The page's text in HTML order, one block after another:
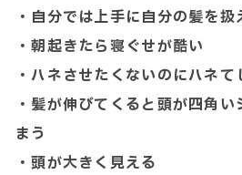
・自分では上手に自分の髪を扱
・朝起きたら寝ぐせが酷い
・ハネさせたくないのにハネて
・髪が伸びてくると頭が四角
まう
・頭が大きく見える